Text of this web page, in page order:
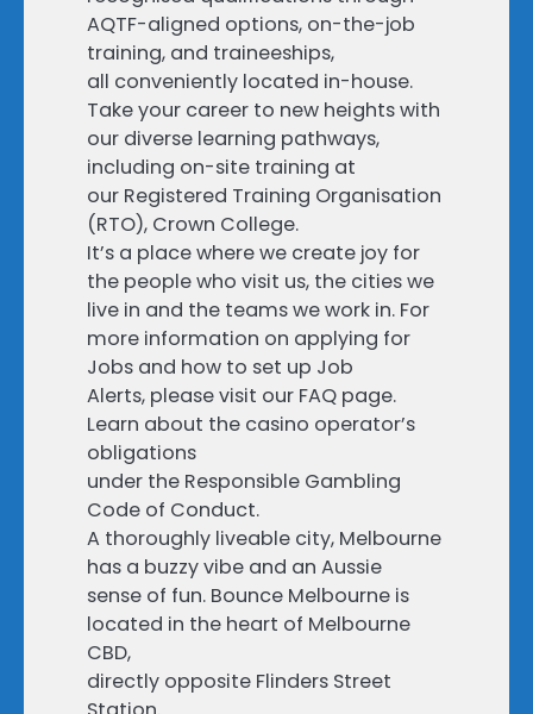
AQTF-aligned options, on-the-job
training, and traineeships,
all conveniently located in-house.
Take your career to new heights with
our diverse learning pathways,
including on-site training at
our Registered Training Organisation
(RTO), Crown College.
It’s a place where we create joy for
the people who visit us, the cities we
live in and the teams we work in. For
more information on applying for
Jobs and how to set up Job
Alerts, please visit our FAQ page.
Learn about the casino operator’s
obligations
under the Responsible Gambling
Code of Conduct.
A thoroughly liveable city, Melbourne
has a buzzy vibe and an Aussie
sense of fun. Bounce Melbourne is
located in the heart of Melbourne
CBD,
directly opposite Flinders Street